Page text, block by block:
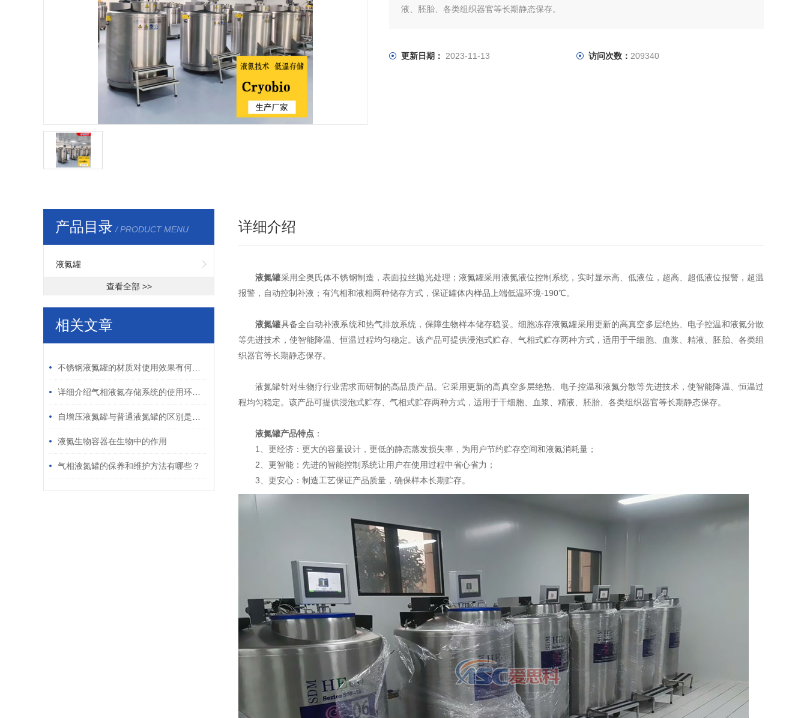
液、胚胎、各类组织器官等长期静态保存。
更新日期： 2023-11-13 访问次数： 209340
产品目录 / PRODUCT MENU
液氮罐
查看全部 >>
相关文章
不锈钢液氮罐的材质对使用效果有何影响？
详细介绍气相液氮存储系统的使用环境要求
自增压液氮罐与普通液氮罐的区别是什么？
液氮生物容器在生物中的作用
气相液氮罐的保养和维护方法有哪些？
详细介绍
液氮罐采用全奥氏体不锈钢制造，表面拉丝抛光处理；液氮罐采用液氮液位控制系统，实时显示高、低液位，超高、超低液位报警，超温
报警，自动控制补液；有汽相和液相两种储存方式，保证罐体内样品上端低温环境-190℃。
液氮罐具备全自动补液系统和热气排放系统，保障生物样本储存稳妥。细胞冻存液氮罐采用更新的高真空多层绝热、电子控温和液氮分散
等先进技术，使智能降温、恒温过程均匀稳定。该产品可提供浸泡式贮存、气相式贮存两种方式，适用于干细胞、血浆、精液、胚胎、各类组
织器官等长期静态保存。
液氮罐针对生物疗行业需求而研制的高品质产品。它采用更新的高真空多层绝热、电子控温和液氮分散等先进技术，使智能降温、恒温过
程均匀稳定。该产品可提供浸泡式贮存、气相式贮存两种方式，适用于干细胞、血浆、精液、胚胎、各类组织器官等长期静态保存。
液氮罐产品特点 ：
1、更经济：更大的容量设计，更低的静态蒸发损失率，为用户节约贮存空间和液氮消耗量；
2、更智能：先进的智能控制系统让用户在使用过程中省心省力；
3、更安心：制造工艺保证产品质量，确保样本长期贮存。